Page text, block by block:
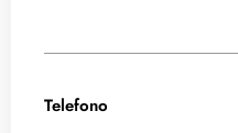
Telefono